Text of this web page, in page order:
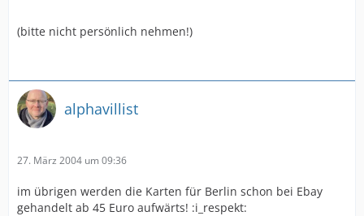
(bitte nicht persönlich nehmen!)
alphavillist
27. März 2004 um 09:36
im übrigen werden die Karten für Berlin schon bei Ebay
gehandelt ab 45 Euro aufwärts! :i_respekt: